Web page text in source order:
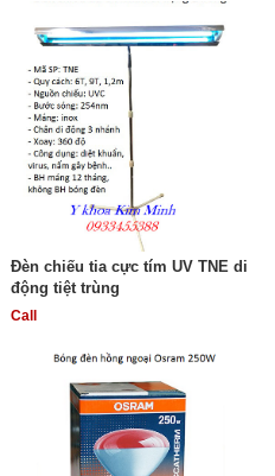
Đèn chiếu tia cực tím UV TNE di
động tiệt trùng
Call